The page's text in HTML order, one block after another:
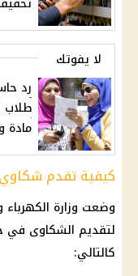
لا يفوتك
رد
طلاب
مادة
كيفية تقدم
وضعت وزارة
لتقديم الشكاوى في
كالتالي: